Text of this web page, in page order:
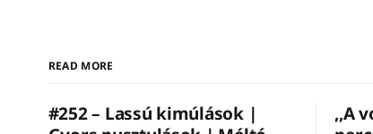
READ MORE
#252 – Lassú kimúlások |
,,A